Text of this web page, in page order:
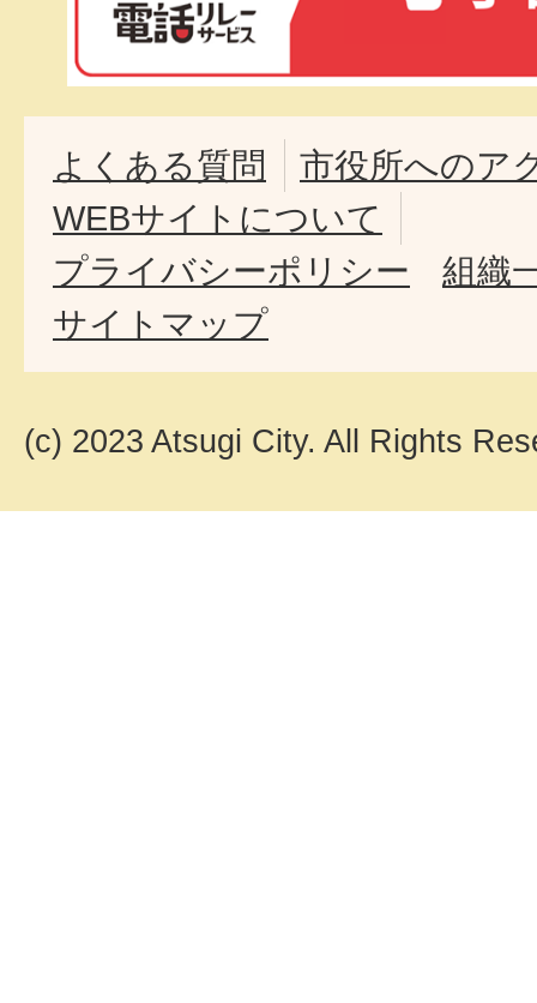
よくある質問
市役所へのア
WEBサイトについて
プライバシーポリシー
組織
サイトマップ
(c) 2023 Atsugi City. All Rights